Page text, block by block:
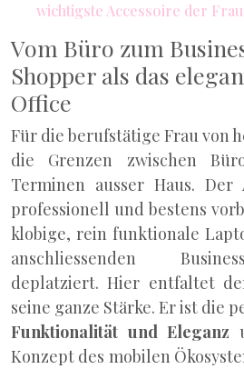
wichtigste Accessoire der Frau
Vom Büro zum
Shopper als das
Office
Für die berufstätige Frau von
die Grenzen zwischen
Terminen ausser Haus. Der
professionell und bestens
klobige, rein funktionale
anschliessenden
deplatziert. Hier entfaltet
seine ganze Stärke. Er ist die
Funktionalität und Eleganz
Konzept des mobilen